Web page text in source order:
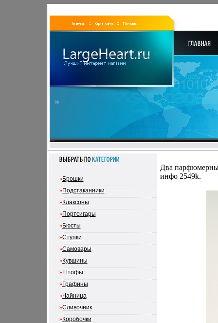
»Брошки
»Подстаканники
»Клаксоны
»Портсигары
»Бюсты
»Ступки
»Самовары
»Кувшины
»Штофы
»Графины
»Чайница
»Сливочник
»Коробочки
Два
инфо 2549k.